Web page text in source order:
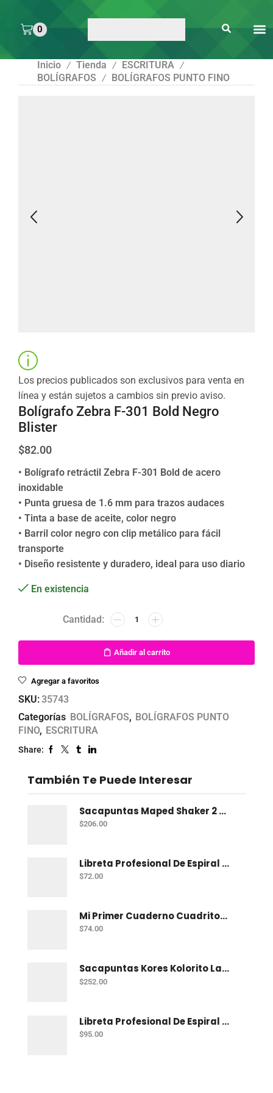
0
Inicio / Tienda / ESCRITURA /
BOLÍGRAFOS / BOLÍGRAFOS PUNTO FINO
Los precios publicados son exclusivos para venta en
línea y están sujetos a cambios sin previo aviso.
Bolígrafo Zebra F-301 Bold Negro
Blister
$82.00
• Bolígrafo retráctil Zebra F-301 Bold de acero
inoxidable
• Punta gruesa de 1.6 mm para trazos audaces
• Tinta a base de aceite, color negro
• Barril color negro con clip metálico para fácil
transporte
• Diseño resistente y duradero, ideal para uso diario
En existencia
Añadir al carrito
Agregar a favoritos
SKU:35743
Categorías BOLÍGRAFOS, BOLÍGRAFOS PUNTO
FINO, ESCRITURA
Share:
También Te Puede Interesar
Sacapuntas Maped Shaker 2 Orificios - Bote Con 12
$206.00
Libreta Profesional De Espiral Norma Color 100 H C-7
$72.00
Mi Primer Cuaderno Cuadritos "A" (10Mm) 50 Hojas Norma
$74.00
Sacapuntas Kores Kolorito Lapiz 1 Orif C/20
$252.00
Libreta Profesional De Espiral Printaform Arcoiris Pastel 100 H Ry
$95.00